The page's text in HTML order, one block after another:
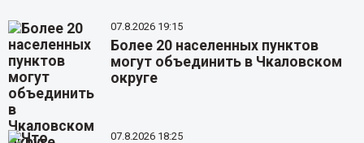
07.8.2026 19:15
Более 20 населенных пунктов
могут объединить в Чкаловском
округе
07.8.2026 18:25